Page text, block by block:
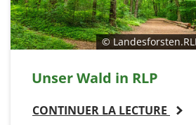
©
Unser Wald in RLP
CONTINUER LA LECTURE